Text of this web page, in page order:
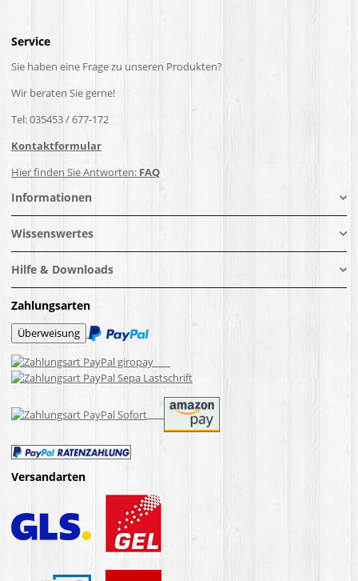
Service
Sie haben eine Frage zu unseren Produkten?
Wir beraten Sie gerne!
Tel: 035453 / 677-172
Kontaktformular
Hier finden Sie Antworten: FAQ
Informationen
Wissenswertes
Hilfe & Downloads
Zahlungsarten
Versandarten